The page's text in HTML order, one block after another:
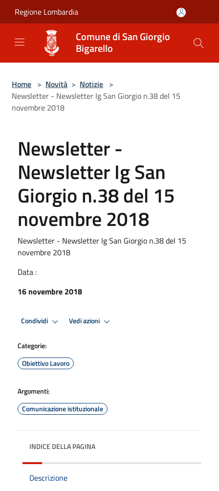
Regione Lombardia
Comune di San Giorgio
Bigarello
Home > Novità > Notizie >
Newsletter - Newsletter Ig San Giorgio n.38 del 15
novembre 2018
Newsletter -
Newsletter Ig San
Giorgio n.38 del 15
novembre 2018
Newsletter - Newsletter Ig San Giorgio n.38 del 15
novembre 2018
Data :
16 novembre 2018
Condividi Vedi azioni
Categorie:
Obiettivo Lavoro
Argomenti:
Comunicazione istituzionale
INDICE DELLA PAGINA
Descrizione